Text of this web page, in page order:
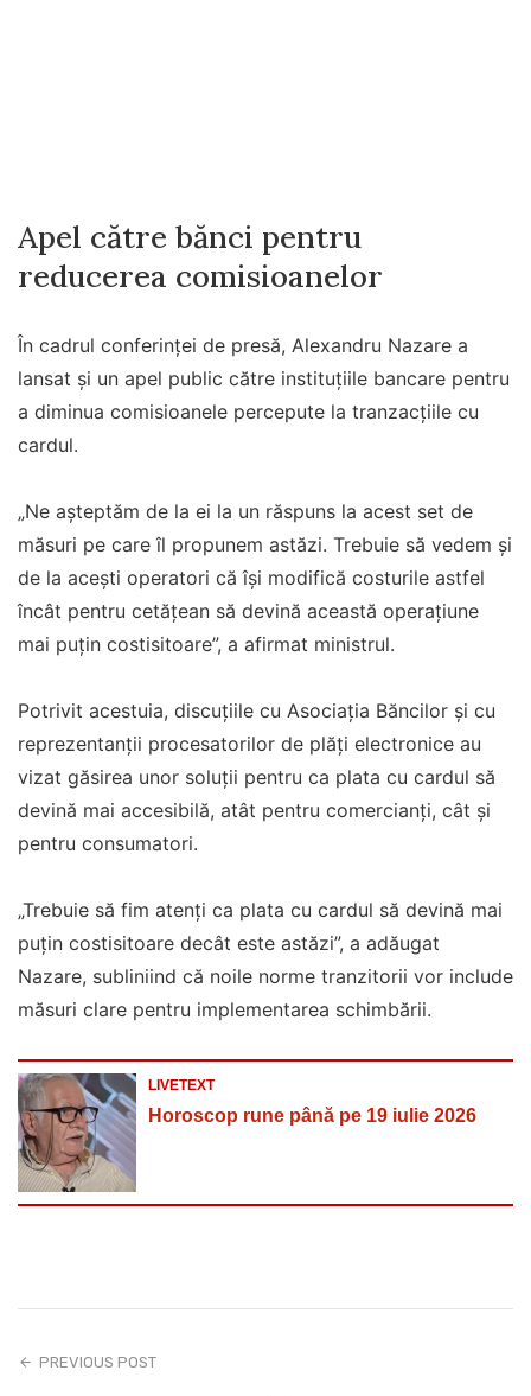
Apel către bănci pentru
reducerea comisioanelor
În cadrul conferinței de presă, Alexandru Nazare a
lansat și un apel public către instituțiile bancare pentru
a diminua comisioanele percepute la tranzacțiile cu
cardul.
„Ne aşteptăm de la ei la un răspuns la acest set de
măsuri pe care îl propunem astăzi. Trebuie să vedem şi
de la aceşti operatori că îşi modifică costurile astfel
încât pentru cetăţean să devină această operaţiune
mai puţin costisitoare”, a afirmat ministrul.
Potrivit acestuia, discuțiile cu Asociația Băncilor și cu
reprezentanții procesatorilor de plăți electronice au
vizat găsirea unor soluții pentru ca plata cu cardul să
devină mai accesibilă, atât pentru comercianți, cât și
pentru consumatori.
„Trebuie să fim atenți ca plata cu cardul să devină mai
puțin costisitoare decât este astăzi”, a adăugat
Nazare, subliniind că noile norme tranzitorii vor include
măsuri clare pentru implementarea schimbării.
LIVETEXT
Horoscop rune până pe 19 iulie 2026
PREVIOUS POST